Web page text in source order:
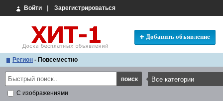
Войти Зарегистрироваться
Добавить объявление
Регион - Повсеместно
С изображениями